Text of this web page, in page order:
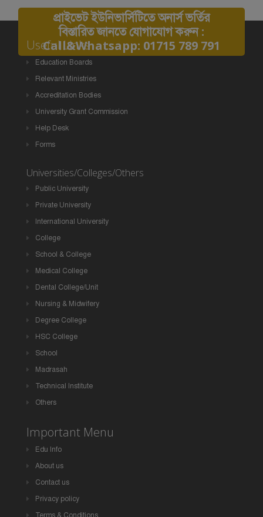
প্রাইভেট ইউনিভার্সিটিতে অনার্স ভর্তির
বিস্তারিত জানতে যোগাযোগ করুন :
Call&Whatsapp: 01715 789 791
Useful Links
Education Boards
Relevant Ministries
Accreditation Bodies
University Grant Commission
Help Desk
Forms
Universities/Colleges/Others
Public University
Private University
International University
College
School & College
Medical College
Dental College/Unit
Nursing & Midwifery
Degree College
HSC College
School
Madrasah
Technical Institute
Others
Important Menu
Edu Info
About us
Contact us
Privacy policy